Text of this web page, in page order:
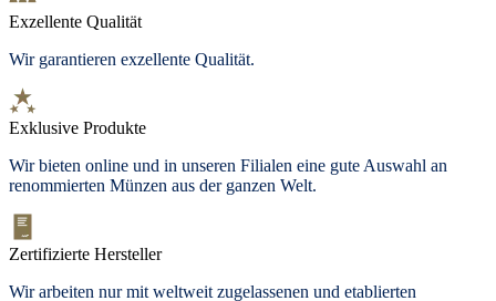
Exzellente Qualität
Wir garantieren exzellente Qualität.
Exklusive Produkte
Wir bieten online und in unseren Filialen eine gute Auswahl an
renommierten Münzen aus der ganzen Welt.
Zertifizierte Hersteller
Wir arbeiten nur mit weltweit zugelassenen und etablierten